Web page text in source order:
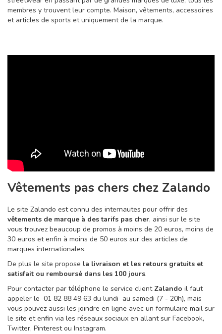
membres y trouvent leur compte. Maison, vêtements, accessoires
et articles de sports et uniquement de la marque.
Vêtements pas chers chez Zalando
Le site Zalando est connu des internautes pour offrir des
vêtements de marque à des tarifs pas cher, ainsi sur le site
vous trouvez beaucoup de promos à moins de 20 euros, moins de
30 euros et enfin à moins de 50 euros sur des articles de
marques internationales.
De plus le site propose la livraison et les retours gratuits et
satisfait ou remboursé dans les 100 jours.
Pour contacter par téléphone le service clientZalando il faut
appeler le 01 82 88 49 63 du lundi au samedi (7 - 20h), mais
vous pouvez aussi les joindre en ligne avec un formulaire mail sur
le site et enfin via les réseaux sociaux en allant sur Facebook,
Twitter, Pinterest ou Instagram.